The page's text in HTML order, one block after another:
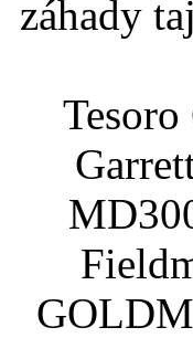
záhady